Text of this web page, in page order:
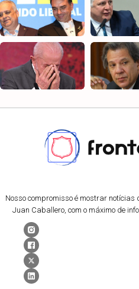
Nosso compromisso é mostrar notícias
Juan Caballero, com o máximo de